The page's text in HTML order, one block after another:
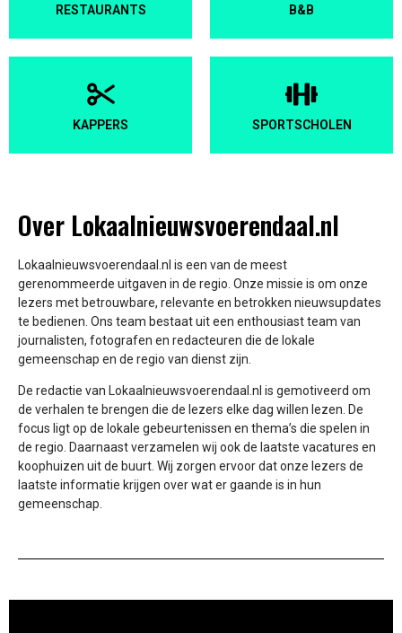
RESTAURANTS B&B
KAPPERS SPORTSCHOLEN
Over Lokaalnieuwsvoerendaal.nl
Lokaalnieuwsvoerendaal.nl is een van de meest
gerenommeerde uitgaven in de regio. Onze missie is om onze
lezers met betrouwbare, relevante en betrokken nieuwsupdates
te bedienen. Ons team bestaat uit een enthousiast team van
journalisten, fotografen en redacteuren die de lokale
gemeenschap en de regio van dienst zijn.
De redactie van Lokaalnieuwsvoerendaal.nl is gemotiveerd om
de verhalen te brengen die de lezers elke dag willen lezen. De
focus ligt op de lokale gebeurtenissen en thema’s die spelen in
de regio. Daarnaast verzamelen wij ook de laatste vacatures en
koophuizen uit de buurt. Wij zorgen ervoor dat onze lezers de
laatste informatie krijgen over wat er gaande is in hun
gemeenschap.